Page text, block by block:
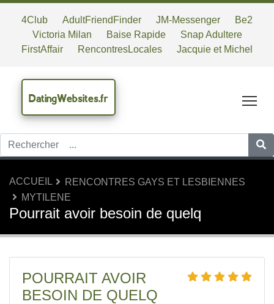
4Club AdultFriendFinder JM-Messenger
Be2
Victoria Milan
Baise Rapide
Snap Adultere
FirstAffair
RencontresLocales Jacquie et Michel
DatingWebsites.fr
ACCUEIL
RENCONTRES GAYS ET LESBIENNES
MYTILENE
Pourrait avoir besoin de quelq
POURRAIT AVOIR
BESOIN DE QUELQ